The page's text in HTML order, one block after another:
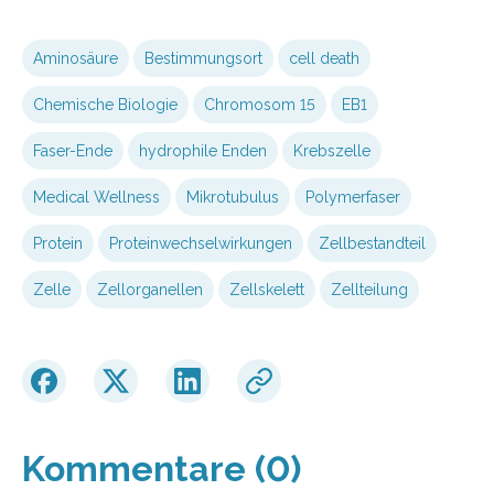
Aminosäure Bestimmungsort cell death
Chemische Biologie Chromosom 15 EB1
Faser-Ende hydrophile Enden Krebszelle
Medical Wellness Mikrotubulus Polymerfaser
Protein Proteinwechselwirkungen Zellbestandteil
Zelle Zellorganellen Zellskelett Zellteilung
Kommentare (0)